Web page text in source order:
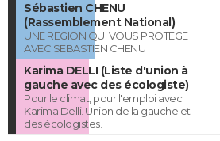
Sébastien CHENU
(Rassemblement National)
UNE REGION QUI VOUS PROTEGE
AVEC SEBASTIEN CHENU
Karima DELLI (Liste d'union à
gauche avec des écologiste)
Pour le climat, pour l'emploi avec
Karima Delli. Union de la gauche et
des écologistes.